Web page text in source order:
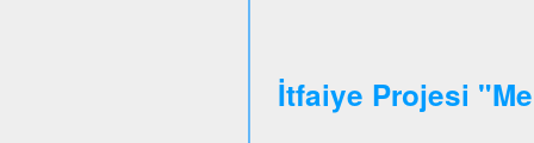
İtfaiye Projesi